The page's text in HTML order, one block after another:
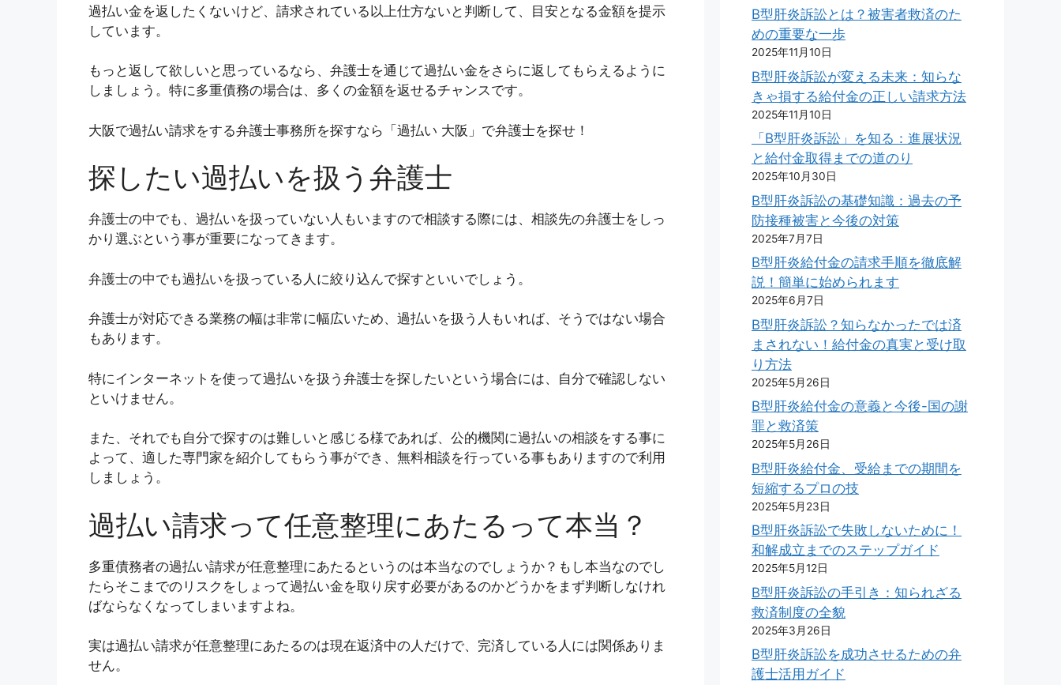
過払い金を返したくないけど、請求されている以上仕方ないと判断して、目安となる金額を提示
しています。
もっと返して欲しいと思っているなら、弁護士を通じて過払い金をさらに返してもらえるように
しましょう。特に多重債務の場合は、多くの金額を返せるチャンスです。
大阪で過払い請求をする弁護士事務所を探すなら「過払い 大阪」で弁護士を探せ！
探したい過払いを扱う弁護士
弁護士の中でも、過払いを扱っていない人もいますので相談する際には、相談先の弁護士をしっ
かり選ぶという事が重要になってきます。
弁護士の中でも過払いを扱っている人に絞り込んで探すといいでしょう。
弁護士が対応できる業務の幅は非常に幅広いため、過払いを扱う人もいれば、そうではない場合
もあります。
特にインターネットを使って過払いを扱う弁護士を探したいという場合には、自分で確認しない
といけません。
また、それでも自分で探すのは難しいと感じる様であれば、公的機関に過払いの相談をする事に
よって、適した専門家を紹介してもらう事ができ、無料相談を行っている事もありますので利用
しましょう。
過払い請求って任意整理にあたるって本当？
多重債務者の過払い請求が任意整理にあたるというのは本当なのでしょうか？もし本当なのでし
たらそこまでのリスクをしょって過払い金を取り戻す必要があるのかどうかをまず判断しなけれ
ばならなくなってしまいますよね。
実は過払い請求が任意整理にあたるのは現在返済中の人だけで、完済している人には関係ありま
せん。
B型肝炎訴訟とは？被害者救済のた
めの重要な一歩
2025年11月10日
B型肝炎訴訟が変える未来：知らな
きゃ損する給付金の正しい請求方法
2025年11月10日
「B型肝炎訴訟」を知る：進展状況
と給付金取得までの道のり
2025年10月30日
B型肝炎訴訟の基礎知識：過去の予
防接種被害と今後の対策
2025年7月7日
B型肝炎給付金の請求手順を徹底解
説！簡単に始められます
2025年6月7日
B型肝炎訴訟？知らなかったでは済
まされない！給付金の真実と受け取
り方法
2025年5月26日
B型肝炎給付金の意義と今後-国の謝
罪と救済策
2025年5月26日
B型肝炎給付金、受給までの期間を
短縮するプロの技
2025年5月23日
B型肝炎訴訟で失敗しないために！
和解成立までのステップガイド
2025年5月12日
B型肝炎訴訟の手引き：知られざる
救済制度の全貌
2025年3月26日
B型肝炎訴訟を成功させるための弁
護士活用ガイド